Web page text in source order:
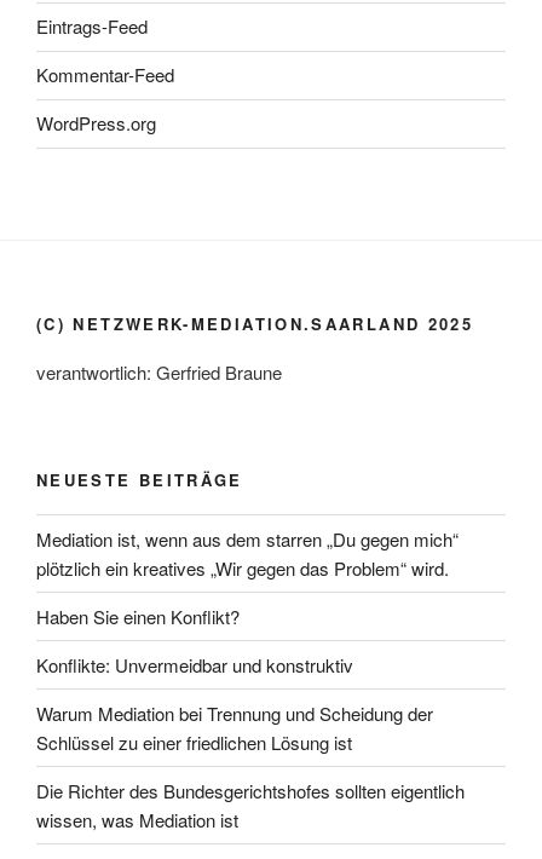
Eintrags-Feed
Kommentar-Feed
WordPress.org
(C) NETZWERK-MEDIATION.SAARLAND 2025
verantwortlich: Gerfried Braune
NEUESTE BEITRÄGE
Mediation ist, wenn aus dem starren „Du gegen mich“
plötzlich ein kreatives „Wir gegen das Problem“ wird.
Haben Sie einen Konflikt?
Konflikte: Unvermeidbar und konstruktiv
Warum Mediation bei Trennung und Scheidung der
Schlüssel zu einer friedlichen Lösung ist
Die Richter des Bundesgerichtshofes sollten eigentlich
wissen, was Mediation ist